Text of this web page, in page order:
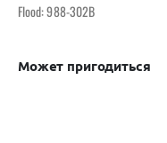
Flood: 988-302B
Может пригодиться